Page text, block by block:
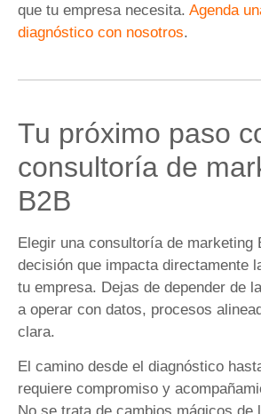
que tu empresa necesita. Agenda
diagnóstico con nosotros.
Tu próximo paso
consultoría de
B2B
Elegir una consultoría de marketing
decisión que impacta directamente
tu empresa. Dejas de depender de
a operar con datos, procesos
clara.
El camino desde el diagnóstico
requiere compromiso y